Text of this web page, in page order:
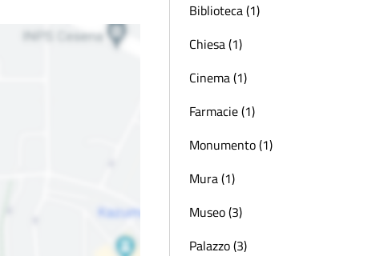
Biblioteca (1)
Chiesa (1)
Cinema (1)
Farmacie (1)
Monumento (1)
Mura (1)
Museo (3)
Palazzo (3)